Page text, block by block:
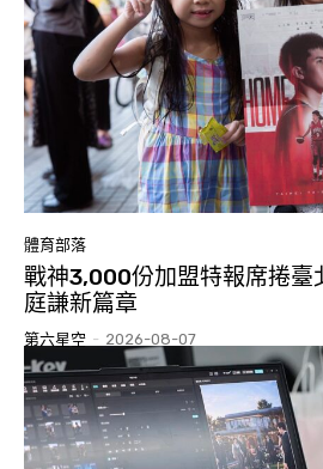
體育部落
戰神3,000份加盟特報席捲
庭謙新篇章
第六星空 - 2026-08-07